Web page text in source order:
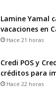
Lamine Yamal
vacaciones en
Hace 21 horas
Credi POS y
créditos para
Hace 22 horas